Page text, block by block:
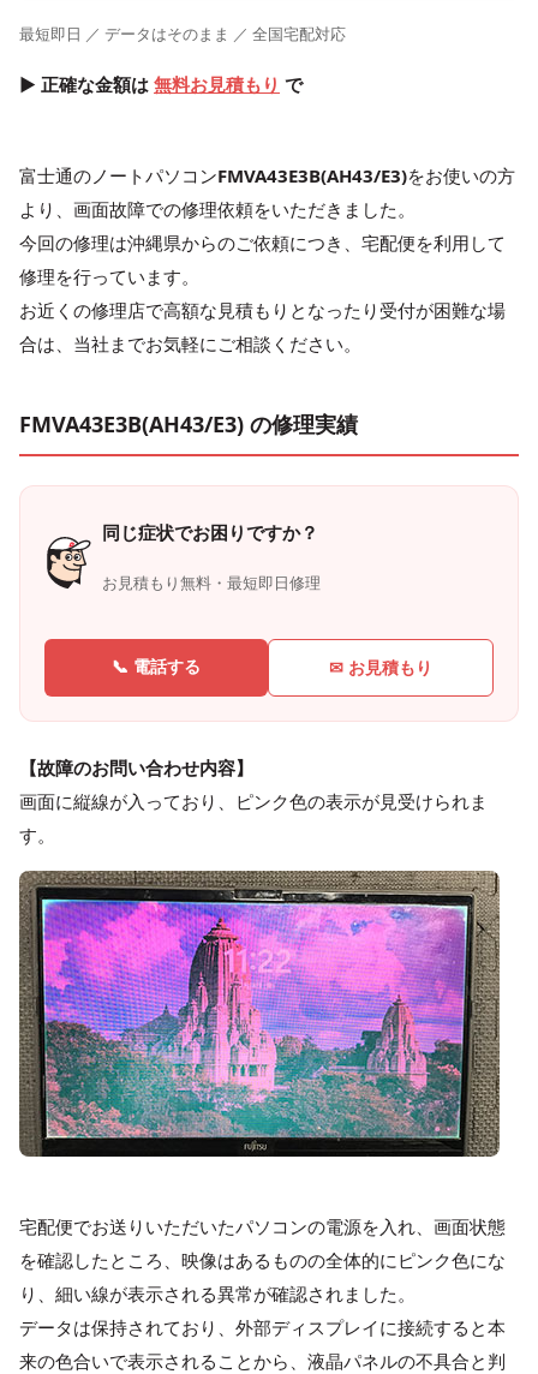
最短即日 ／ データはそのまま ／ 全国宅配対応
▶ 正確な金額は 無料お見積もり で
富士通のノートパソコンFMVA43E3B(AH43/E3)をお使いの方
より、画面故障での修理依頼をいただきました。
今回の修理は沖縄県からのご依頼につき、宅配便を利用して
修理を行っています。
お近くの修理店で高額な見積もりとなったり受付が困難な場
合は、当社までお気軽にご相談ください。
FMVA43E3B(AH43/E3) の修理実績
同じ症状でお困りですか？
お見積もり無料・最短即日修理
📞 電話する ✉ お見積もり
【故障のお問い合わせ内容】
画面に縦線が入っており、ピンク色の表示が見受けられま
す。
宅配便でお送りいただいたパソコンの電源を入れ、画面状態
を確認したところ、映像はあるものの全体的にピンク色にな
り、細い線が表示される異常が確認されました。
データは保持されており、外部ディスプレイに接続すると本
来の色合いで表示されることから、液晶パネルの不具合と判